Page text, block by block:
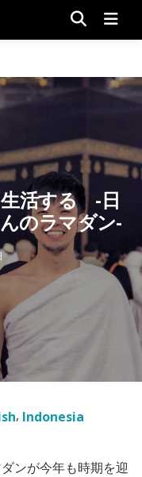
活する -日
のラマダン-
Indonesia
ンが今年も時期を迎